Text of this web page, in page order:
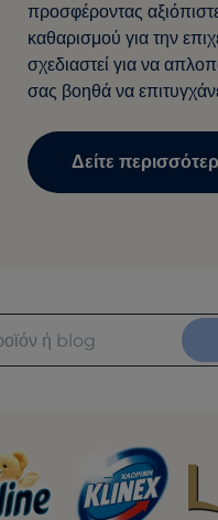
προσφέροντας
καθαρισμού για την
σχεδιαστεί για να
σας βοηθά να
Δείτε